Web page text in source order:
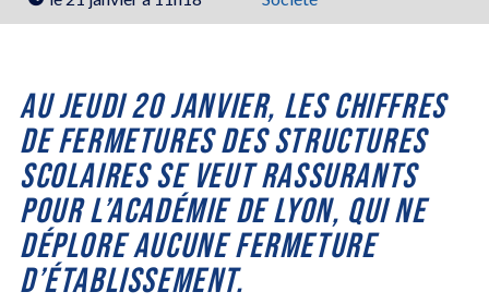
AU JEUDI 20 JANVIER, LES CHIFFRES
DE FERMETURES DES STRUCTURES
SCOLAIRES SE VEUT RASSURANTS
POUR L’ACADÉMIE DE LYON, QUI NE
DÉPLORE AUCUNE FERMETURE
D’ÉTABLISSEMENT.